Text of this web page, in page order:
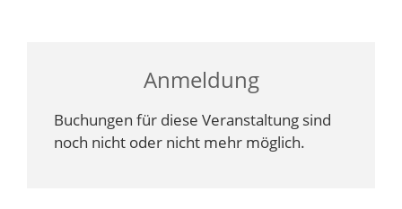
Anmeldung
Buchungen für diese Veranstaltung sind
noch nicht oder nicht mehr möglich.